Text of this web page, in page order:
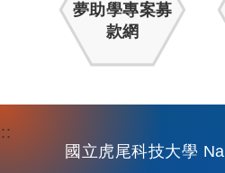
夢助學專案募
款網
國立虎尾科技大學